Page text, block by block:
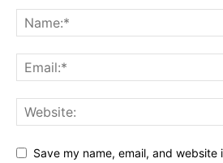
Save my name, email, and